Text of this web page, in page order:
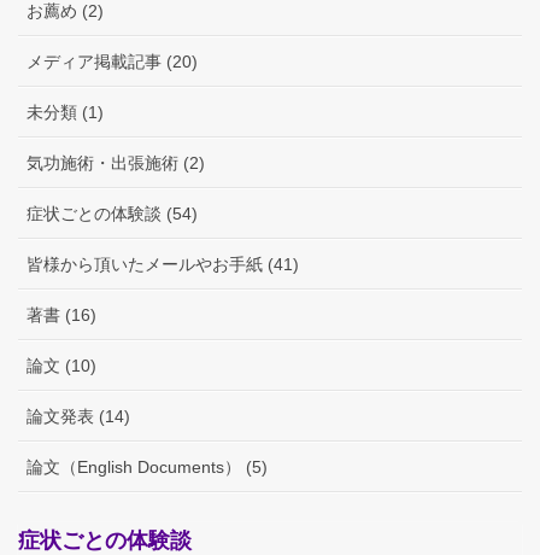
お薦め (2)
メディア掲載記事 (20)
未分類 (1)
気功施術・出張施術 (2)
症状ごとの体験談 (54)
皆様から頂いたメールやお手紙 (41)
著書 (16)
論文 (10)
論文発表 (14)
論文（English Documents） (5)
症状ごとの体験談